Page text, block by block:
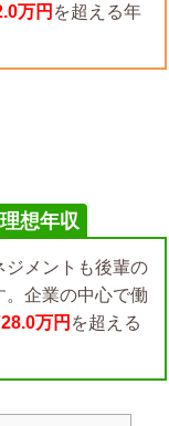
万円 を超える年
想年収
ジメントも後輩の
企業の中心で働
万円 を超える